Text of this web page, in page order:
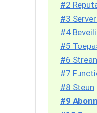
#2
#3
#4
#5
#6
#7
#8 Steun
#9